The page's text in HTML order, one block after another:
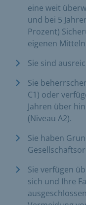
eine weit
und bei 5
Prozent)
eigenen
Sie sind
Sie
C1) oder
Jahren über
(Niveau A2).
Sie haben
Sie verfügen
sich und Ihre